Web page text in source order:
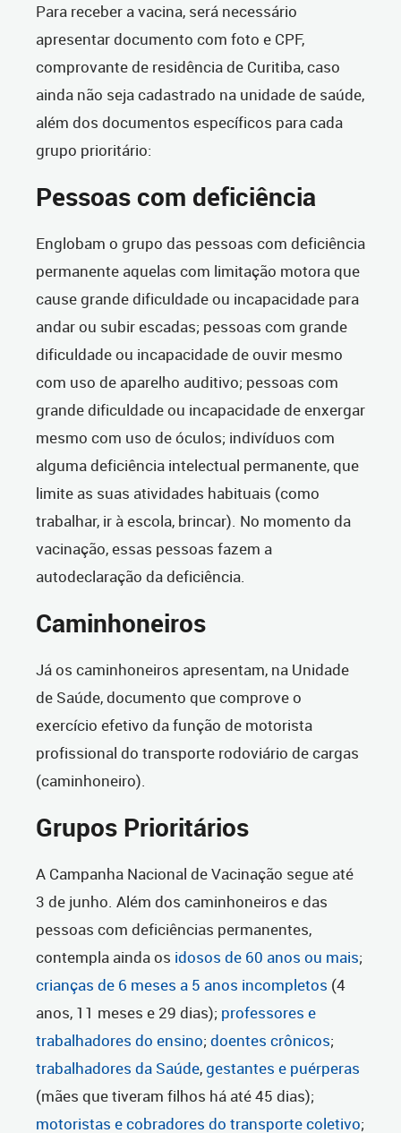
Para receber a vacina, será necessário
apresentar documento com foto e CPF,
comprovante de residência de Curitiba, caso
ainda não seja cadastrado na unidade de saúde,
além dos documentos específicos para cada
grupo prioritário:
Pessoas com deficiência
Englobam o grupo das pessoas com deficiência
permanente aquelas com limitação motora que
cause grande dificuldade ou incapacidade para
andar ou subir escadas; pessoas com grande
dificuldade ou incapacidade de ouvir mesmo
com uso de aparelho auditivo; pessoas com
grande dificuldade ou incapacidade de enxergar
mesmo com uso de óculos; indivíduos com
alguma deficiência intelectual permanente, que
limite as suas atividades habituais (como
trabalhar, ir à escola, brincar). No momento da
vacinação, essas pessoas fazem a
autodeclaração da deficiência.
Caminhoneiros
Já os caminhoneiros apresentam, na Unidade
de Saúde, documento que comprove o
exercício efetivo da função de motorista
profissional do transporte rodoviário de cargas
(caminhoneiro).
Grupos Prioritários
A Campanha Nacional de Vacinação segue até
3 de junho. Além dos caminhoneiros e das
pessoas com deficiências permanentes,
contempla ainda os idosos de 60 anos ou mais;
crianças de 6 meses a 5 anos incompletos (4
anos, 11 meses e 29 dias); professores e
trabalhadores do ensino; doentes crônicos;
trabalhadores da Saúde,gestantes e puérperas
(mães que tiveram filhos há até 45 dias);
motoristas e cobradores do transporte coletivo;